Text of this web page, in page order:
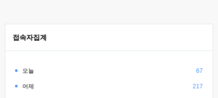
접속자집계
오늘 67
어제 217